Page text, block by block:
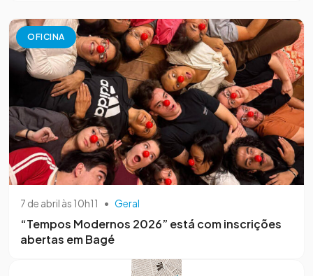
OFICINA
7 de abril às 10h11 • Geral
“Tempos Modernos 2026” está com inscrições
abertas em Bagé